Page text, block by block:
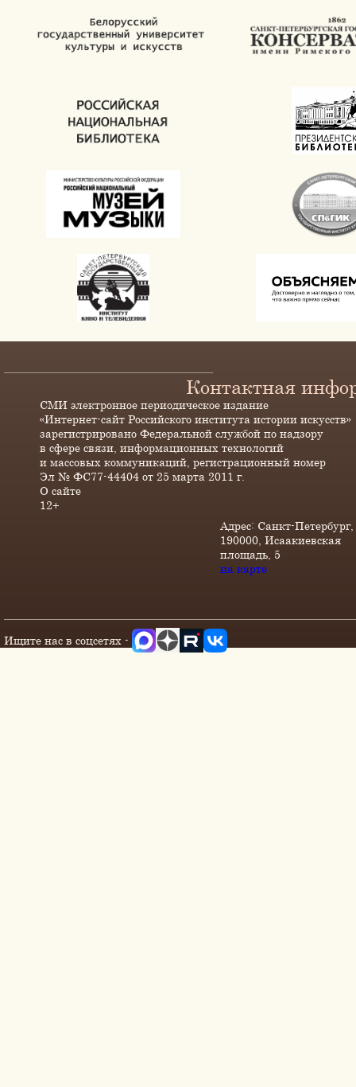
Контактная
СМИ электронное периодическое издание
«Интернет-сайт Российского института истории искусств»
зарегистрировано Федеральной службой по надзору
в сфере связи, информационных технологий
и массовых коммуникаций, регистрационный номер
Эл № ФС77-44404 от 25 марта 2011 г.
О сайте
12+
Адрес: Санкт-Петербург,
190000, Исаакиевская
площадь, 5
на карте
Ищите нас в соцсетях -